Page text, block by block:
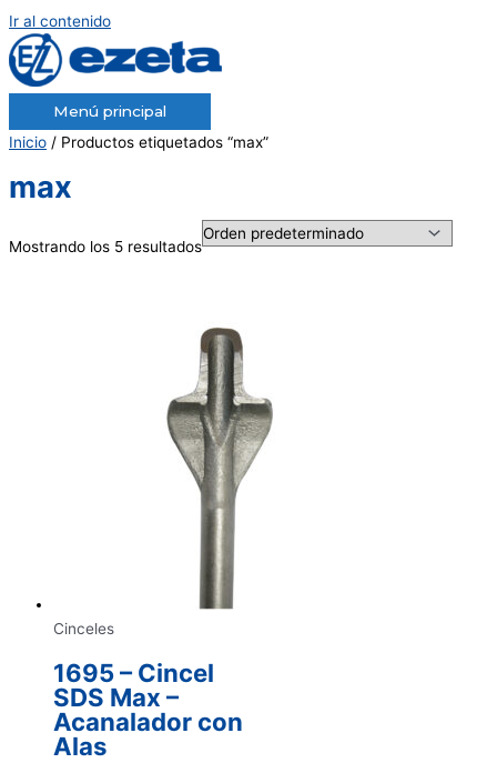
Ir al contenido
Menú principal
Inicio / Productos etiquetados “max”
max
Mostrando los 5 resultados
Cinceles
1695 – Cincel
SDS Max –
Acanalador con
Alas